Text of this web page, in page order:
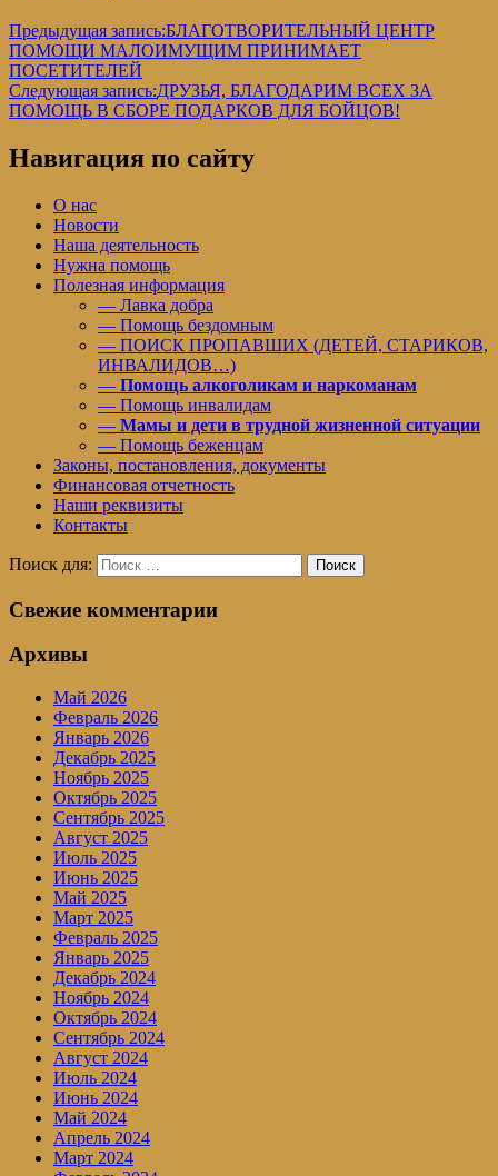
Предыдущая запись:БЛАГОТВОРИТЕЛЬНЫЙ ЦЕНТР
ПОМОЩИ МАЛОИМУЩИМ ПРИНИМАЕТ
ПОСЕТИТЕЛЕЙ
Следующая запись:ДРУЗЬЯ, БЛАГОДАРИМ ВСЕХ ЗА
ПОМОЩЬ В СБОРЕ ПОДАРКОВ ДЛЯ БОЙЦОВ!
Навигация по сайту
О нас
Новости
Наша деятельность
Нужна помощь
Полезная информация
— Лавка добра
— Помощь бездомным
— ПОИСК ПРОПАВШИХ (ДЕТЕЙ, СТАРИКОВ,
ИНВАЛИДОВ…)
— Помощь алкоголикам и наркоманам
— Помощь инвалидам
— Мамы и дети в трудной жизненной ситуации
— Помощь беженцам
Законы, постановления, документы
Финансовая отчетность
Наши реквизиты
Контакты
Поиск для: Поиск
Свежие комментарии
Архивы
Май 2026
Февраль 2026
Январь 2026
Декабрь 2025
Ноябрь 2025
Октябрь 2025
Сентябрь 2025
Август 2025
Июль 2025
Июнь 2025
Май 2025
Март 2025
Февраль 2025
Январь 2025
Декабрь 2024
Ноябрь 2024
Октябрь 2024
Сентябрь 2024
Август 2024
Июль 2024
Июнь 2024
Май 2024
Апрель 2024
Март 2024